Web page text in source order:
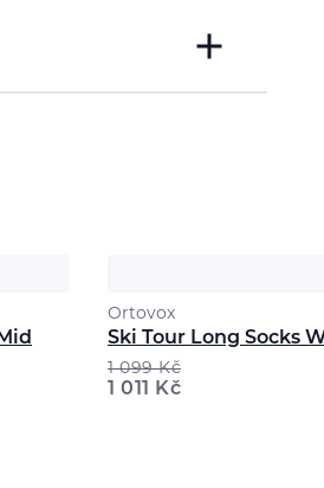
Ortovox
Ski Tour Long Socks
1 099Kč
1 011 Kč